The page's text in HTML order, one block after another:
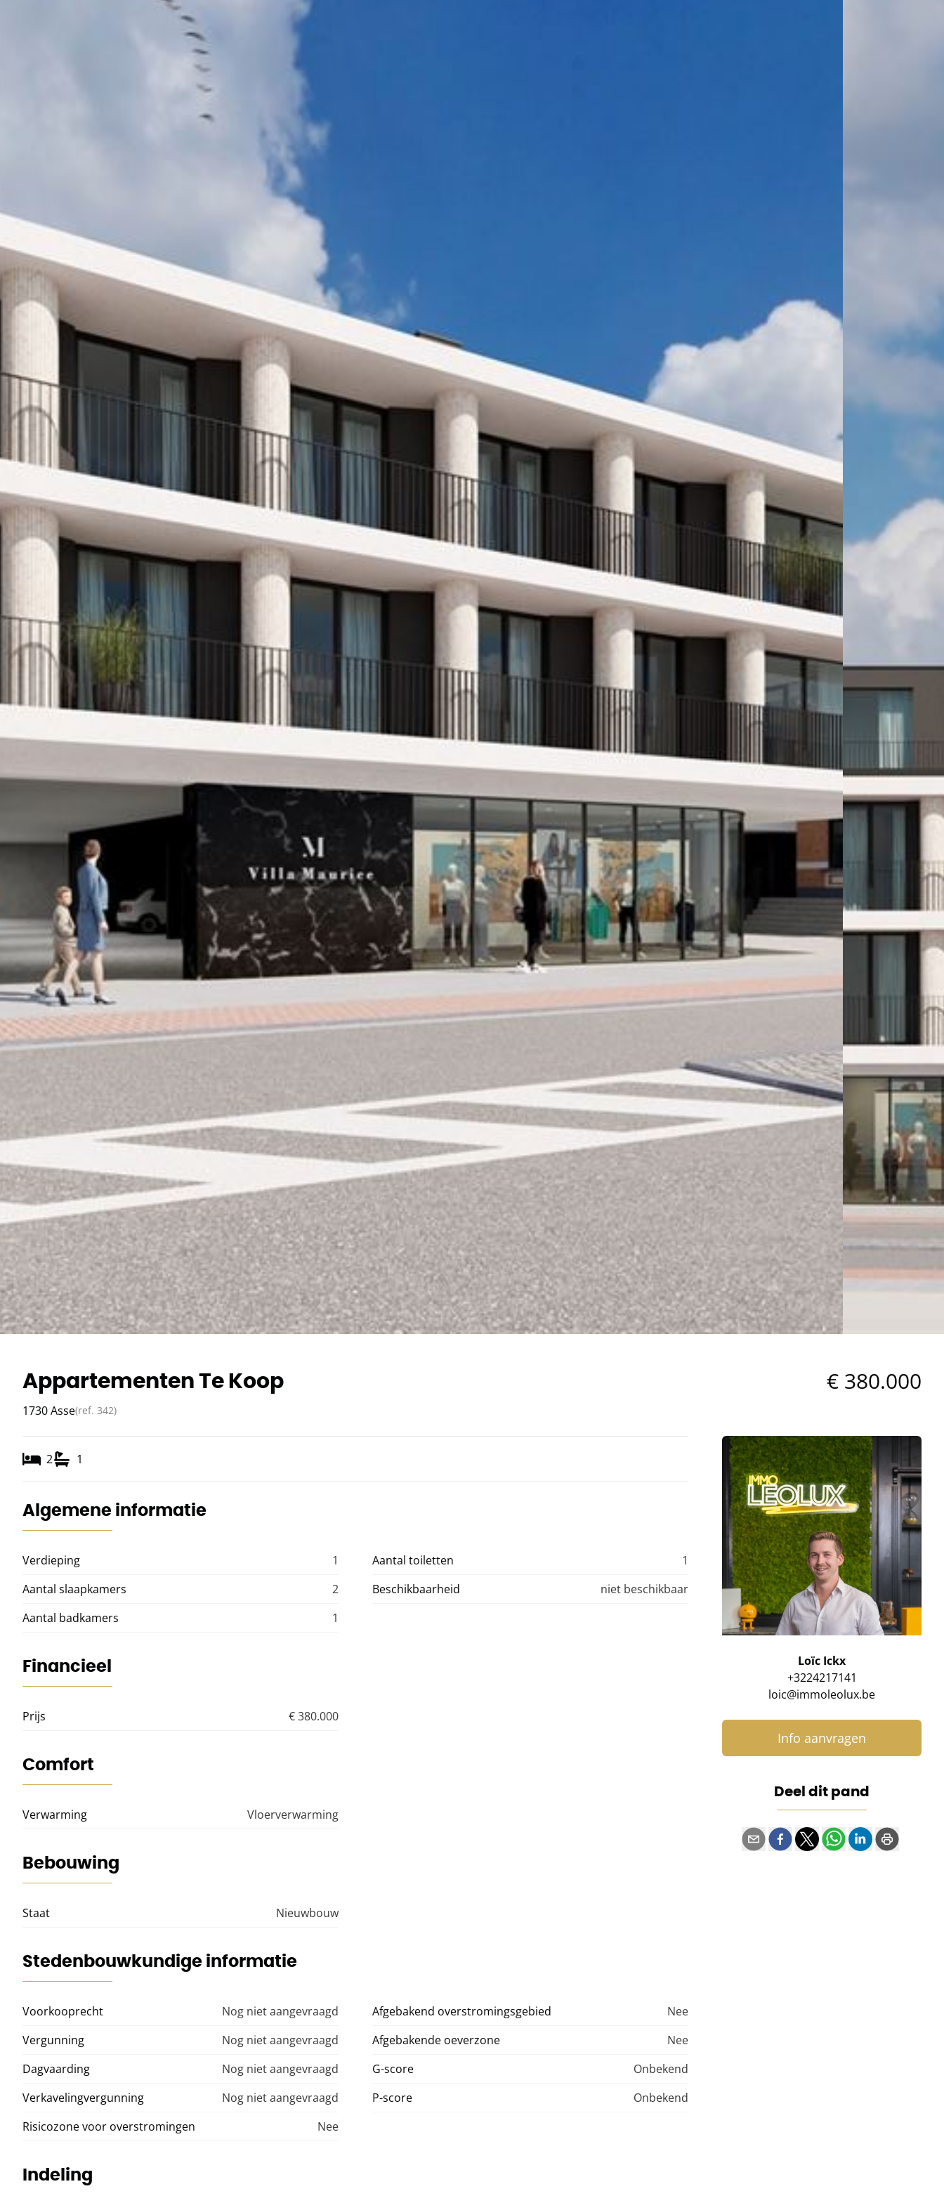
Appartementen Te Koop € 380.000
1730 Asse(ref. 342)
2 1
Algemene informatie
Verdieping 1 Aantal toiletten
1
Aantal slaapkamers
2 Beschikbaarheid
niet beschikbaar
Aantal badkamers
1
Financieel
Prijs € 380.000
Comfort
Verwarming Vloerverwarming
Bebouwing
Staat Nieuwbouw
Stedenbouwkundige informatie
Voorkooprecht Nog niet aangevraagd Afgebakend overstromingsgebied
Nee
Vergunning
Nog niet aangevraagd Afgebakende oeverzone
Nee
Dagvaarding
Nog niet aangevraagd G-score
Onbekend
Verkavelingvergunning
Nog niet aangevraagd P-score
Onbekend
Risicozone voor overstromingen
Nee
Indeling
Loïc Ickx
+3224217141
loic@immoleolux.be
Info aanvragen
Deel dit pand